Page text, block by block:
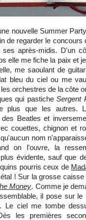
nouvelle Summer
de regarder le
après-midis. D'un
elle me fiche la paix et
me saoulant de
bleu du ciel ou me
orchestres de la côte
qui pasticheSergent
plus que les autres.
Beatles et
couettes, chignon et
nom
on l'ouvre, la
évidente, sauf que
pourris ceux de
! Sur la grosse caisse
Money. Comme je
il pose sur le
Le ciel me tombe
les premières